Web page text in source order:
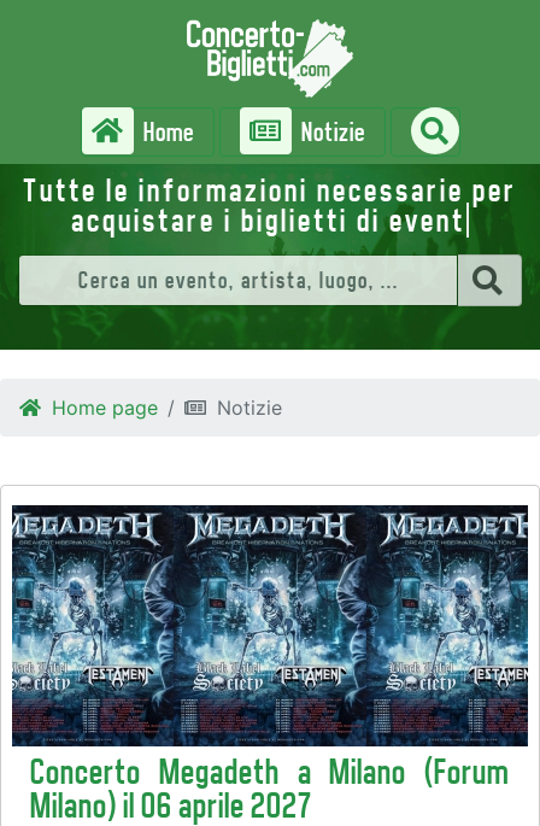
Home Notizie
Tutte le informazioni necessarie per
acquistare i biglietti dieventi
Home page Notizie
Concerto Megadeth a Milano (Forum
Milano) il 06 aprile 2027